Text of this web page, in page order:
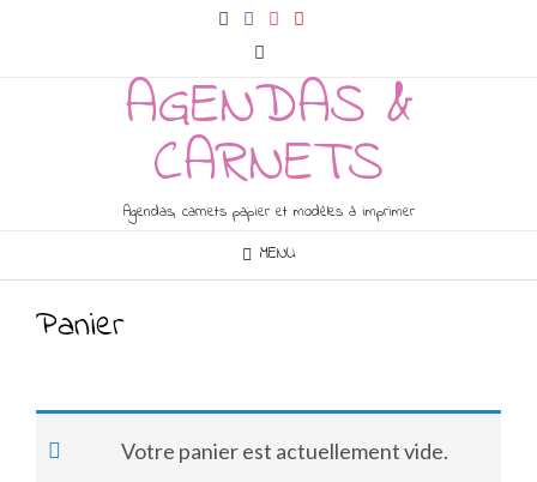
AGENDAS &
CARNETS
Agendas, carnets papier et modèles à imprimer
MENU
Panier
Votre panier est actuellement vide.